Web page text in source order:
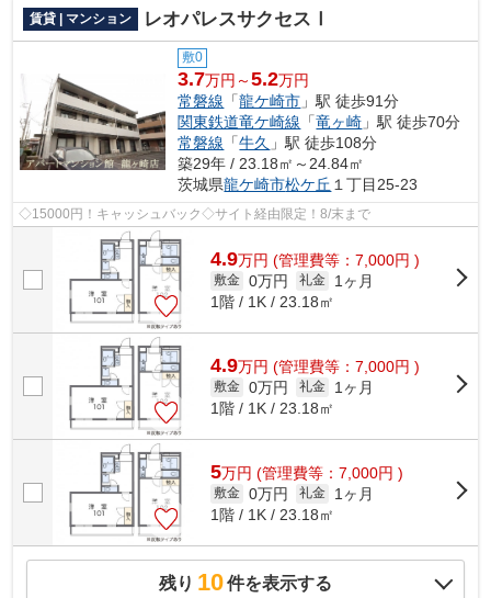
賃貸 | マンション レオパレスサクセスⅠ
敷0
3.7万円～5.2万円
常磐線 「龍ケ崎市 」駅 徒歩91分
関東鉄道竜ケ崎線 「竜ヶ崎 」駅 徒歩70分
常磐線 「牛久 」駅 徒歩108分
築29年 / 23.18㎡～24.84㎡
茨城県龍ケ崎市松ケ丘 １丁目25-23
◇15000円！キャッシュバック◇サイト経由限定！8/末まで
4.9万円 (管理費等：7,000円 )
敷金 0万円 礼金
1ヶ月
1階 / 1K / 23.18㎡
4.9万円 (管理費等：7,000円 )
敷金 0万円 礼金
1ヶ月
1階 / 1K / 23.18㎡
5万円 (管理費等：7,000円 )
敷金 0万円 礼金
1ヶ月
1階 / 1K / 23.18㎡
残り 10件を表示する